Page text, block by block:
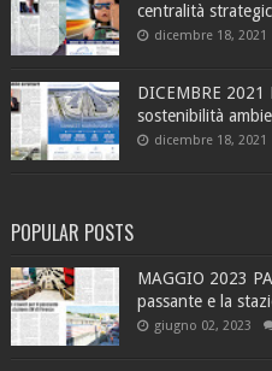
centralità
dicembre 18, 2021
DICEMBRE 2021
sostenibilità
dicembre 18, 2021
POPULAR POSTS
MAGGIO 2023
passante e la
giugno 02, 2023